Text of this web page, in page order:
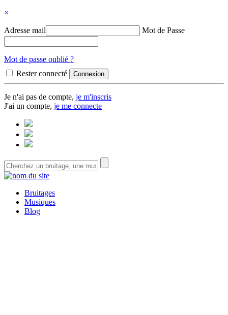
×
Adresse mail Mot de Passe
Mot de passe oublié ?
Rester connecté
Je n'ai pas de compte, je m'inscris
J'ai un compte, je me connecte
Bruitages
Musiques
Blog